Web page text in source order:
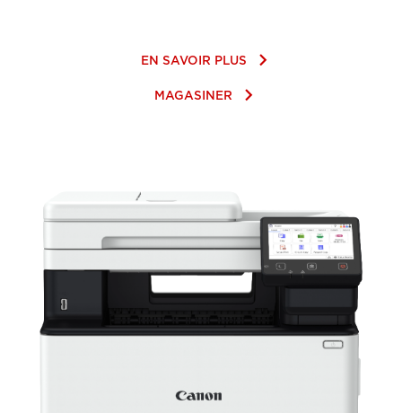
EN SAVOIR PLUS keyboard_arrow_right
MAGASINER keyboard_arrow_right